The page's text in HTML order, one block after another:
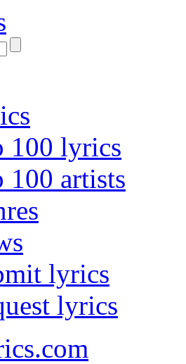
100 lyrics
100 artists
lyrics
lyrics